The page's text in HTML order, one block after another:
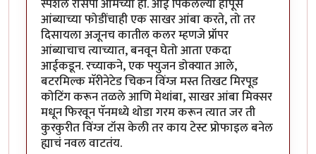
स्पेशल रेसिपी आमच्या ही. आई पिकलेल्या हापूस
आंब्याच्या फोडींचाही एक साखर आंबा करते, तो तर
दिसायला अजूनच कातील कलर म्हणजे प्रॉपर
आंब्याचाच त्याच्यात, बनवून घेतो आता एकदा
आईकडून. रच्याकने, एक फ्युजन डोक्यात आले,
बटरमिल्क मॅरीनेटेड चिकन विंग्ज मस्त तिखट मिरपूड
कोटिंग करून तळले आणि मेथांबा, साखर आंबा मिक्सर
मधून फिरवून पॅनमध्ये थोडा गरम करून त्यात जर ती
कुरकुरीत विंग्ज टॉस केली तर काय टेस्ट प्रोफाइल बनेल
ह्याचं नवल वाटतंय.